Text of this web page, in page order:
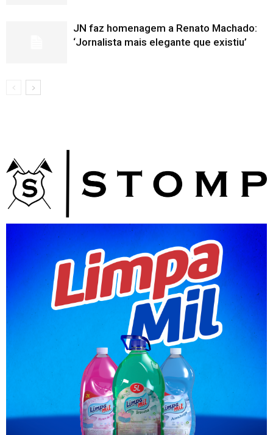
JN faz homenagem a Renato Machado:
‘Jornalista mais elegante que existiu’